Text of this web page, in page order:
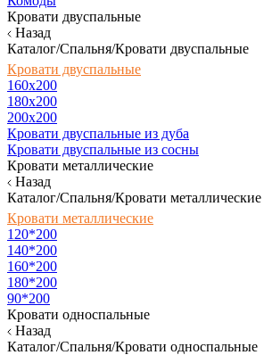
Кровати двуспальные
Назад
Каталог/Спальня/Кровати двуспальные
Кровати двуспальные
160х200
180x200
200x200
Кровати двуспальные из дуба
Кровати двуспальные из сосны
Кровати металлические
Назад
Каталог/Спальня/Кровати металлические
Кровати металлические
120*200
140*200
160*200
180*200
90*200
Кровати односпальные
Назад
Каталог/Спальня/Кровати односпальные